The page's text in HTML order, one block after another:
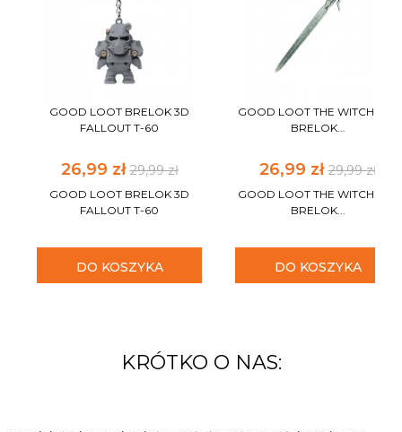
GOOD LOOT BRELOK 3D
FALLOUT T-60
26,99 zł29,99 zł
GOOD LOOT BRELOK 3D
FALLOUT T-60
DO KOSZYKA
GOOD LOOT THE WITCHER 3
BRELOK...
26,99 zł29,99 zł
GOOD LOOT THE WITCHER 3
BRELOK...
DO KOSZYKA
KRÓTKO O NAS: